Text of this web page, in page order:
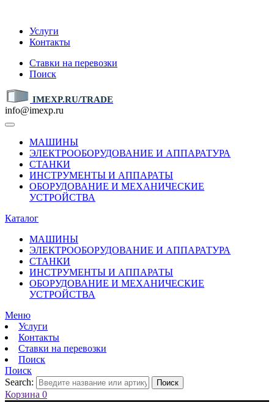
Услуги
Контакты
Ставки на перевозки
Поиск
IMEXP.RU/TRADE
info@imexp.ru
МАШИНЫ
ЭЛЕКТРООБОРУДОВАНИЕ И АППАРАТУРА
СТАНКИ
ИНСТРУМЕНТЫ И АППАРАТЫ
ОБОРУДОВАНИЕ И МЕХАНИЧЕСКИЕ
УСТРОЙСТВА
Каталог
МАШИНЫ
ЭЛЕКТРООБОРУДОВАНИЕ И АППАРАТУРА
СТАНКИ
ИНСТРУМЕНТЫ И АППАРАТЫ
ОБОРУДОВАНИЕ И МЕХАНИЧЕСКИЕ
УСТРОЙСТВА
Меню
Услуги
Контакты
Ставки на перевозки
Поиск
Поиск
Search:
Поиск
Корзина 0